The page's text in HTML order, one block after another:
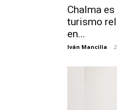
Chalma
turismo
en...
Iván Mancilla -